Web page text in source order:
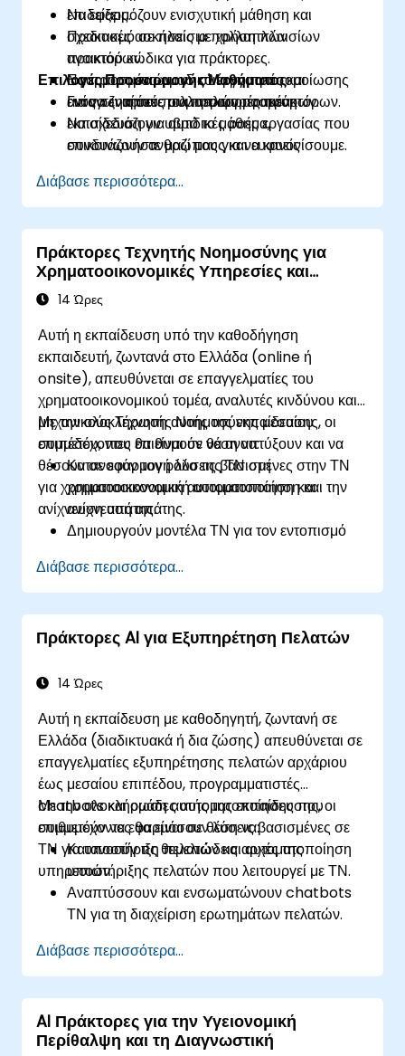
Να εφαρμόζουν ενισχυτική μάθηση και
σχεδιασμό σε πλαίσια πολλαπλών
πρακτόρων.
Να προσομοιώνουν συνεργατικές και
ανταγωνιστικές συμπεριφορές πρακτόρων.
Να σχεδιάζουν υβριδικές ροές εργασίας που
συνδυάζουν ανθρώπους και ευφυείς
επιδείξεις.
Πρακτικές ασκήσεις με χρήση πλαισίων
ανοικτού κώδικα για πράκτορες.
Εφαρμοσμένο ομαδικό έργο προσομοίωσης
ενός σεναρίου πολλαπλών πρακτόρων.
Επιλογές Προσαρμογής Μαθήματος
Για να ζητήσετε μια προσαρμοσμένη
εκπαίδευση για αυτό το μάθημα,
επικοινωνήστε μαζί μας για να κανονίσουμε.
Διάβασε περισσότερα...
Πράκτορες Τεχνητής Νοημοσύνης για
Χρηματοοικονομικές Υπηρεσίες και
Ανίχνευση Απάτης
14 Ώρες
Αυτή η εκπαίδευση υπό την καθοδήγηση
εκπαιδευτή, ζωντανά στο Ελλάδα (online ή
onsite), απευθύνεται σε επαγγελματίες του
χρηματοοικονομικού τομέα, αναλυτές κινδύνου και
μηχανικούς Τεχνητής Νοημοσύνης μεσαίου
επιπέδου, που επιθυμούν να αναπτύξουν και να
θέσουν σε εφαρμογή λύσεις βασισμένες στην ΤΝ
για χρηματοοικονομική αυτοματοποίηση και
ανίχνευση απάτης.
Με την ολοκλήρωση αυτής της εκπαίδευσης, οι
συμμετέχοντες θα είναι σε θέση να:
Κατανοούν τον ρόλο της ΤΝ στη
χρηματοοικονομική αυτοματοποίηση και την
ανίχνευση απάτης.
Δημιουργούν μοντέλα ΤΝ για τον εντοπισμό
Αξιοποιούν τη μηχανική μάθηση για την
αξιολόγηση κινδύνου σε πραγματικό χρόνο.
Θέτουν σε λειτουργία συστήματα
χρηματοοικονομικής παρακολούθησης με
Διάβασε περισσότερα...
Πράκτορες AI για Εξυπηρέτηση Πελατών
14 Ώρες
Αυτή η εκπαίδευση με καθοδηγητή, ζωντανή σε
Ελλάδα (διαδικτυακά ή δια ζώσης) απευθύνεται σε
επαγγελματίες εξυπηρέτησης πελατών αρχάριου
έως μεσαίου επιπέδου, προγραμματιστές
chatbots και ομάδες αυτοματοποίησης που
επιθυμούν να εφαρμόσουν λύσεις βασισμένες σε
ΤΝ για υποστήριξη πελατών και αυτοματοποίηση
υπηρεσιών.
Με την ολοκλήρωση αυτής της εκπαίδευσης, οι
συμμετέχοντες θα είναι σε θέση να:
Κατανοούν τις θεμελιώδεις αρχές της
υποστήριξης πελατών που λειτουργεί με ΤΝ.
Αναπτύσσουν και ενσωματώνουν chatbots
ΤΝ για τη διαχείριση ερωτημάτων πελατών.
Γλώσσας (NLP) και τη μηχανική μάθηση για να
βελτιώσουν τις αλληλεπιδράσεις των
chatbots.
Αναπτύσσουν πράκτορες ΤΝ σε πραγματικές
εφαρμογές εξυπηρέτησης πελατών.
Διάβασε περισσότερα...
AI Πράκτορες για την Υγειονομική
Περίθαλψη και τη Διαγνωστική